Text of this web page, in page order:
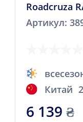
Roadcruza
Артикул:
Китай
6 139 ₴